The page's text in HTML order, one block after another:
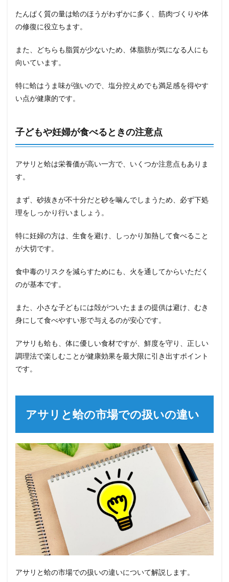
たんぱく質の量は蛤のほうがわずかに多く、筋肉づくりや体
の修復に役立ちます。
また、どちらも脂質が少ないため、体脂肪が気になる人にも
向いています。
特に蛤はうま味が強いので、塩分控えめでも満足感を得やす
い点が健康的です。
子どもや妊婦が食べるときの注意点
アサリと蛤は栄養価が高い一方で、いくつか注意点もありま
す。
まず、砂抜きが不十分だと砂を噛んでしまうため、必ず下処
理をしっかり行いましょう。
特に妊婦の方は、生食を避け、しっかり加熱して食べること
が大切です。
食中毒のリスクを減らすためにも、火を通してからいただく
のが基本です。
また、小さな子どもには殻がついたままの提供は避け、むき
身にして食べやすい形で与えるのが安心です。
アサリも蛤も、体に優しい食材ですが、鮮度を守り、正しい
調理法で楽しむことが健康効果を最大限に引き出すポイント
です。
アサリと蛤の市場での扱いの違い
アサリと蛤の市場での扱いの違いについて解説します。